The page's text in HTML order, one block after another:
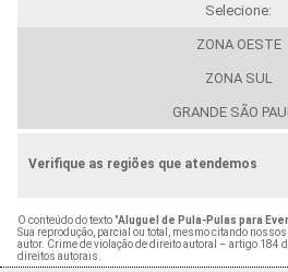
Selecione:
ZONA OESTE
ZONA SUL
GRANDE SÃO
Verifique as regiões que atendemos
O conteúdo do texto "Aluguel de Pula-Pulas para
Sua reprodução, parcial ou total, mesmo citando
autor. Crime de violação de direito autoral – artigo 184
direitos autorais